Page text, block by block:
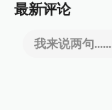
最新评论
我来说两句......